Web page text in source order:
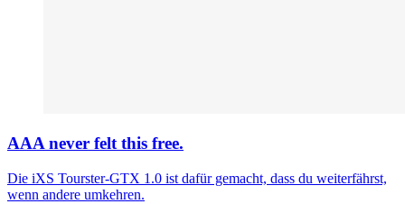
AAA never felt this free.
Die iXS Tourster-GTX 1.0 ist dafür gemacht, dass du weiterfährst,
wenn andere umkehren.